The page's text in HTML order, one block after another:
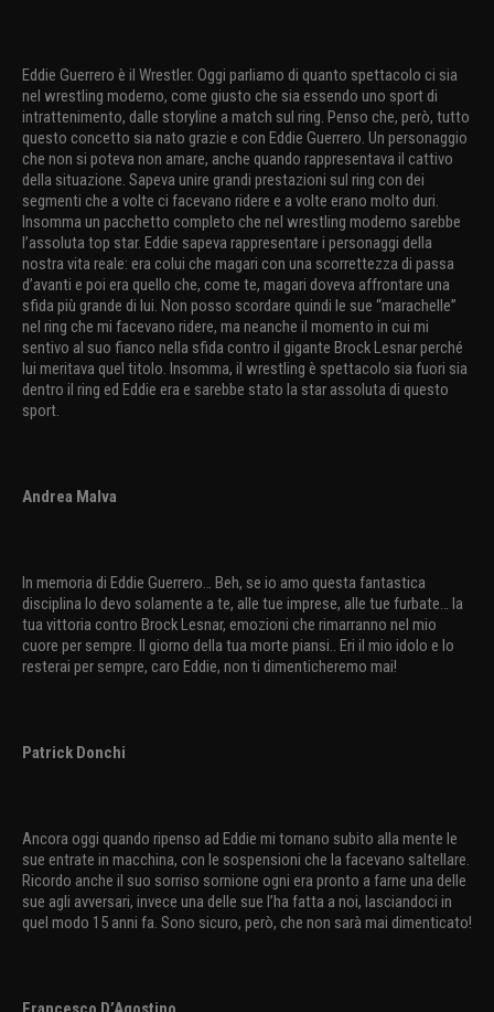
Eddie Guerrero è il Wrestler. Oggi parliamo di quanto spettacolo ci sia
nel wrestling moderno, come giusto che sia essendo uno sport di
intrattenimento, dalle storyline a match sul ring. Penso che, però, tutto
questo concetto sia nato grazie e con Eddie Guerrero. Un personaggio
che non si poteva non amare, anche quando rappresentava il cattivo
della situazione. Sapeva unire grandi prestazioni sul ring con dei
segmenti che a volte ci facevano ridere e a volte erano molto duri.
Insomma un pacchetto completo che nel wrestling moderno sarebbe
l’assoluta top star. Eddie sapeva rappresentare i personaggi della
nostra vita reale: era colui che magari con una scorrettezza di passa
d’avanti e poi era quello che, come te, magari doveva affrontare una
sfida più grande di lui. Non posso scordare quindi le sue “marachelle”
nel ring che mi facevano ridere, ma neanche il momento in cui mi
sentivo al suo fianco nella sfida contro il gigante Brock Lesnar perché
lui meritava quel titolo. Insomma, il wrestling è spettacolo sia fuori sia
dentro il ring ed Eddie era e sarebbe stato la star assoluta di questo
sport.
Andrea Malva
In memoria di Eddie Guerrero… Beh, se io amo questa fantastica
disciplina lo devo solamente a te, alle tue imprese, alle tue furbate… la
tua vittoria contro Brock Lesnar, emozioni che rimarranno nel mio
cuore per sempre. Il giorno della tua morte piansi.. Eri il mio idolo e lo
resterai per sempre, caro Eddie, non ti dimenticheremo mai!
Patrick Donchi
Ancora oggi quando ripenso ad Eddie mi tornano subito alla mente le
sue entrate in macchina, con le sospensioni che la facevano saltellare.
Ricordo anche il suo sorriso sornione ogni era pronto a farne una delle
sue agli avversari, invece una delle sue l’ha fatta a noi, lasciandoci in
quel modo 15 anni fa. Sono sicuro, però, che non sarà mai dimenticato!